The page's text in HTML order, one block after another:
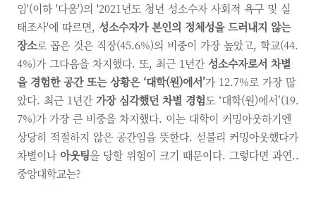
임'(이하 '다움')의 '2021년도 청년 성소수자 사회적 욕구 및 실
태조사'에 따르면, 성소수자가 본인의 정체성을 드러내지 않는
장소로 꼽은 것은 직장(45.6%)의 비중이 가장 높았고, 학교(44.
4%)가 그다음을 차지했다. 또, 최근 1년간 성소수자로서 차별
을 경험한 공간 또는 상황은 ‘대학(원)에서’가 12.7%로 가장 많
았다. 최근 1년간 가장 심각했던 차별 경험도 ‘대학(원)에서’(19.
7%)가 가장 큰 비중을 차지했다. 이는 대학이 커밍아웃하기엔
상당히 적절하지 않은 공간임을 뜻한다. 섣불리 커밍아웃했다가
차별이나 아웃팅을 당할 위험이 크기 때문이다. 그렇다면 과연..
중앙대학교는?